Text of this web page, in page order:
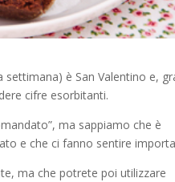
è San Valentino e,
cifre esorbitanti.
ma sappiamo che è
e che ci fanno sentire
ma che potrete poi utilizzare